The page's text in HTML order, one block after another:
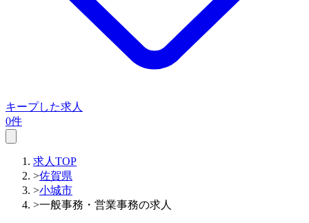
キープした求人
0件
求人TOP
>佐賀県
>小城市
>一般事務・営業事務の求人